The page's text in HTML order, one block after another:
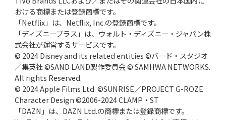
おける商標または登録商標です。
「Netflix」は、Netflix, Inc.の登録商標です。
「ディズニープラス」は、ウォルト・ディズニー・ジャパン株
式会社が運営するサービスです。
© 2024 Disney and its related entities ©バード・スタジオ
／集英社 ©SAND LAND製作委員会 © SAMHWA NETWORKS.
All rights Reserved.
© 2024 Apple Films Ltd. ©SUNRISE／PROJECT G-ROZE
Character Design ©2006-2024 CLAMP・ST
「DAZN」は、DAZN Ltd.の商標または登録商標です。